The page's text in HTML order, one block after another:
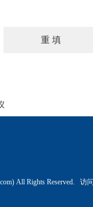
All Rights Reserved. 访